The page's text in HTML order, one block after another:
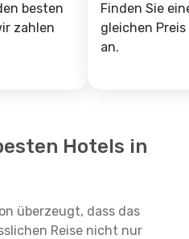
besten
zahlen
Finden Sie
gleichen
an.
Hotels in
überzeugt, dass das
Reise nicht nur